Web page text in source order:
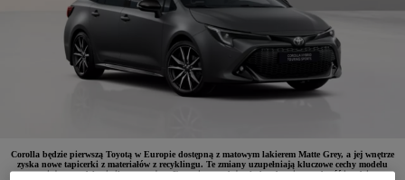
Corolla będzie pierwszą Toyotą w Europie dostępną z matowym lakierem Matte Grey, a jej wnętrze
zyska nowe tapicerki z materiałów z recyklingu. Te zmiany uzupełniają kluczowe cechy modelu
zapewniające modelowi silną pozycję w Europie – wydajne hybrydy, niezawodność i codzienny